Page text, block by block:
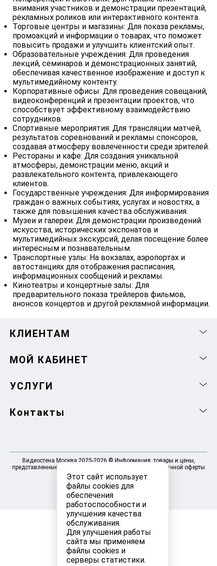
Этот сайт использует
файлы cookies для
обеспечения
работоспособности и
улучшения качества
обслуживания.
Для улучшения работы
сайта мы применяем
файлы cookies и
серверы статистики.
внимания участников и демонстрации презентаций,
рекламных роликов или интерактивного контента.
Торговые центры и магазины: Для показа рекламы,
промоакций и информации о товарах, что поможет
повысить продажи и улучшить клиентский опыт.
Образовательные учреждения: Для проведения
лекций, семинаров и демонстрационных занятий,
обеспечивая качественное изображение и доступ к
мультимедийному контенту.
Корпоративные офисы: Для проведения совещаний,
видеоконференций и презентации проектов, что
способствует эффективному взаимодействию
сотрудников.
Спортивные мероприятия: Для трансляции матчей,
результатов соревнований и рекламы спонсоров,
создавая атмосферу вовлеченности среди зрителей.
Рестораны и кафе: Для создания уникальной
атмосферы, демонстрации меню, акций и
развлекательного контента, привлекающего
клиентов.
Государственные учреждения: Для информирования
граждан о важных событиях, услугах и новостях, а
также для повышения качества обслуживания.
Музеи и галереи: Для демонстрации произведений
искусства, исторических экспонатов и
мультимедийных экскурсий, делая посещение более
интересным и познавательным.
Транспортные узлы: На вокзалах, аэропортах и
автостанциях для отображения расписания,
информационных сообщений и рекламы.
Кинотеатры и концертные залы: Для
предварительного показа трейлеров фильмов,
анонсов концертов и другой рекламной информации.
КЛИЕНТАМ
МОЙ КАБИНЕТ
УСЛУГИ
Контакты
Видеостена Москва 2025-2026 © Информация, товары и цены,
представленные на сайте, не являются договором публичной оферты